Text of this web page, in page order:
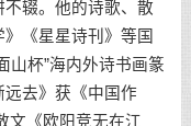
辍。他的诗歌、散
《星星诗刊》等国
山杯”海内外诗书画篆
去》获《中国作
文《欧阳竞无在江